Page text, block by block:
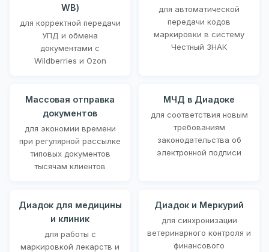
WB)
для корректной передачи
УПД и обмена
документами с
Wildberries и Ozon
для автоматической
передачи кодов
маркировки в систему
Честный ЗНАК
Массовая отправка
документов
для экономии времени
при регулярной рассылке
типовых документов
тысячам клиентов
МЧД в Диадоке
для соответствия новым
требованиям
законодательства об
электронной подписи
Диадок для медицины
и клиник
для работы с
маркировкой лекарств и
Диадок и Меркурий
для синхронизации
ветеринарного контроля и
финансового